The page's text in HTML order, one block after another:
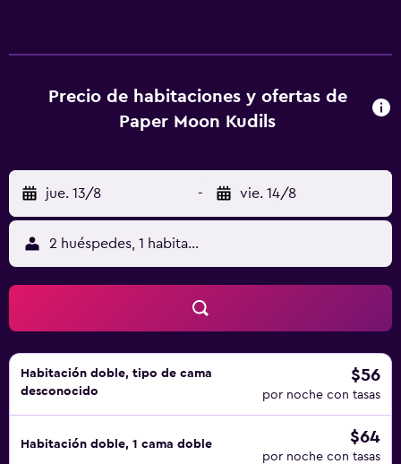
personal gratuitos. Se ofrece servicio de limpieza todos
los días y es posible solicitar tabla de planchar con
practicar las actividades de ocio y esparcimiento que se
indican más abajo en las instalaciones o cerca del
alojamiento (es posible que se aplique un recargo).
Precio de habitaciones y ofertas de
Paper Moon Kudils
jue. 13/8 - vie. 14/8
2 huéspedes, 1 habitación
Habitación doble, tipo de cama
desconocido
$56
por noche con tasas
Habitación doble, 1 cama doble $64
por noche con tasas